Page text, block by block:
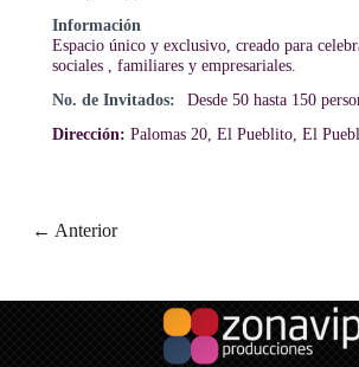
Información
Espacio único y exclusivo, creado para
sociales , familiares y empresariales.
No. de Invitados:
Desde 50 hasta 150
Dirección: Palomas 20, El Pueblito, El
← Anterior